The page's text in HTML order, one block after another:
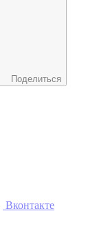
Поделиться
Вконтакте